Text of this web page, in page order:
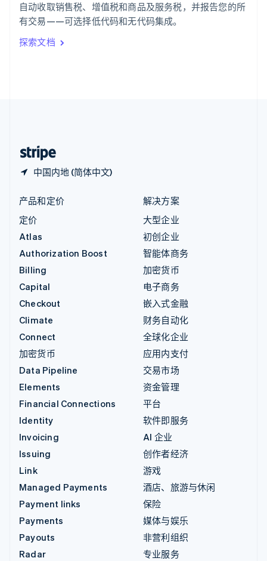
自动收取销售税、增值税和商品及服务税，并报告您的所
有交易——可选择低代码和无代码集成。
探索文档
中国内地 (简体中文)
意大利
ItalianoEnglish
印度
English
产品和定价
定价
Atlas
Authorization Boost
Billing
Capital
Checkout
Climate
Connect
加密货币
Data Pipeline
Elements
Financial Connections
Identity
Invoicing
Issuing
Link
Managed Payments
Payment links
Payments
Payouts
Radar
解决方案
大型企业
初创企业
智能体商务
加密货币
电子商务
嵌入式金融
财务自动化
全球化企业
应用内支付
交易市场
资金管理
平台
软件即服务
AI 企业
创作者经济
游戏
酒店、旅游与休闲
保险
媒体与娱乐
非营利组织
专业服务